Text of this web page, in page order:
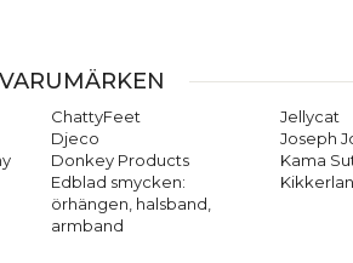
VARUMÄRKEN
ChattyFeet
Djeco
Donkey Products
Edblad smycken:
örhängen, halsband,
armband
Jellycat
Joseph
Kama